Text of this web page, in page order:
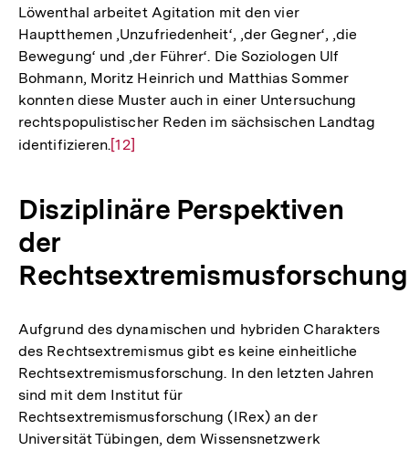
Auflösung
der
Fußnote
Löwenthal arbeitet Agitation mit den vier
Hauptthemen ‚Unzufriedenheit‘, ‚der Gegner‘, ‚die
Bewegung‘ und ‚der Führer‘. Die Soziologen Ulf
Bohmann, Moritz Heinrich und Matthias Sommer
konnten diese Muster auch in einer Untersuchung
rechtspopulistischer Reden im sächsischen Landtag
identifizieren.Zur
Fußnote
[12]
Disziplinäre Perspektiven
der
Rechtsextremismusforschung
Aufgrund des dynamischen und hybriden Charakters
des Rechtsextremismus gibt es keine einheitliche
Rechtsextremismusforschung. In den letzten Jahren
sind mit dem Institut für
Rechtsextremismusforschung (IRex) an der
Universität Tübingen, dem Wissensnetzwerk